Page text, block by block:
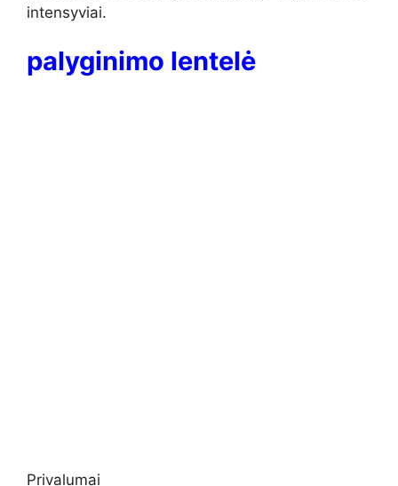
intensyviai.
palyginimo lentelė
Privalumai